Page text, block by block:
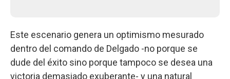
Este escenario genera un optimismo mesurado
dentro del comando de Delgado -no porque se
dude del éxito sino porque tampoco se desea una
victoria demasiado exuberante- y una natural